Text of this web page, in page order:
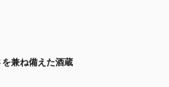
を兼ね備えた酒蔵